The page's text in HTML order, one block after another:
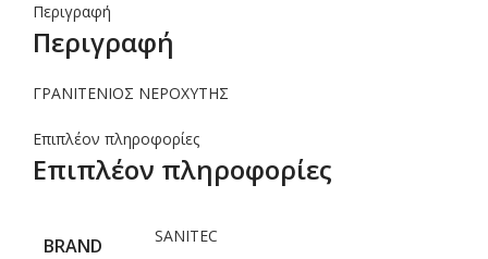
Περιγραφή
Περιγραφή
ΓΡΑΝΙΤΕΝΙΟΣ ΝΕΡΟΧΥΤΗΣ
Επιπλέον πληροφορίες
Επιπλέον πληροφορίες
BRAND SANITEC